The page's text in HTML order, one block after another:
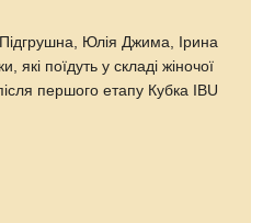
Юлія Джима, Ірина
поїдуть у складі жіночої
першого етапу Кубка IBU